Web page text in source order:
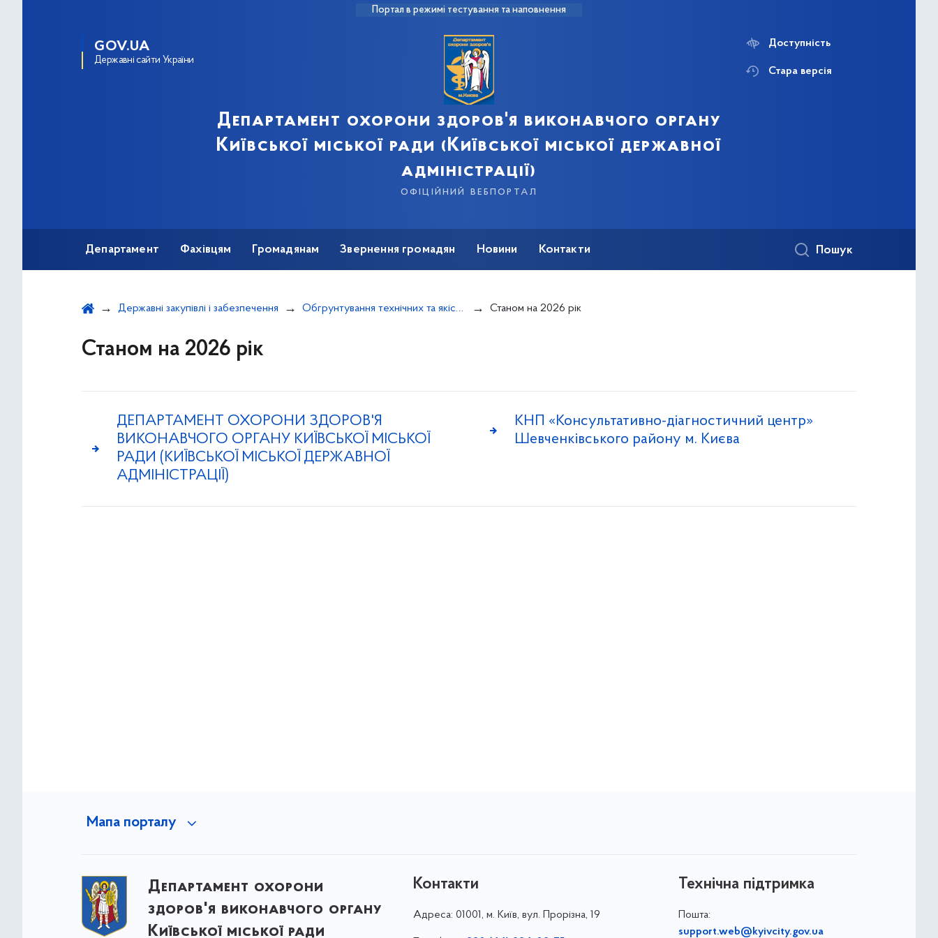
Портал в режимі тестування та наповнення
GOV.UA
Державні сайти України
Департамент охорони здоров'я виконавчого органу
Київської міської ради (Київської міської державної
адміністрації)
офіційний вебпортал
Доступність
Стара версія
Департамент Фахівцям Громадянам Звернення громадян Новини Контакти Пошук
Державні закупівлі і забезпечення Обгрунтування технічних та якісних характеристик предмета закупівлі, бюджетного призначення, очікуваної вартості предмета закупівлі ДОЗ та ЗОЗ м. Києва Станом на 2026 рік
Станом на 2026 рік
ДЕПАРТАМЕНТ ОХОРОНИ ЗДОРОВ'Я
ВИКОНАВЧОГО ОРГАНУ КИЇВСЬКОЇ МІСЬКОЇ
РАДИ (КИЇВСЬКОЇ МІСЬКОЇ ДЕРЖАВНОЇ
АДМІНІСТРАЦІЇ)
КНП «Консультативно-діагностичний центр»
Шевченківського району м. Києва
Мапа порталу
Департамент охорони
здоров'я виконавчого органу
Київської міської ради
Контакти
Адреса: 01001, м. Київ, вул. Прорізна, 19
Технічна підтримка
Пошта:
support.web@kyivcity.gov.ua